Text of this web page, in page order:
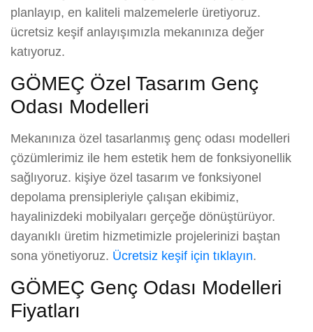
planlayıp, en kaliteli malzemelerle üretiyoruz.
ücretsiz keşif anlayışımızla mekanınıza değer
katıyoruz.
GÖMEÇ Özel Tasarım Genç
Odası Modelleri
Mekanınıza özel tasarlanmış genç odası modelleri
çözümlerimiz ile hem estetik hem de fonksiyonellik
sağlıyoruz. kişiye özel tasarım ve fonksiyonel
depolama prensipleriyle çalışan ekibimiz,
hayalinizdeki mobilyaları gerçeğe dönüştürüyor.
dayanıklı üretim hizmetimizle projelerinizi baştan
sona yönetiyoruz. Ücretsiz keşif için tıklayın.
GÖMEÇ Genç Odası Modelleri
Fiyatları